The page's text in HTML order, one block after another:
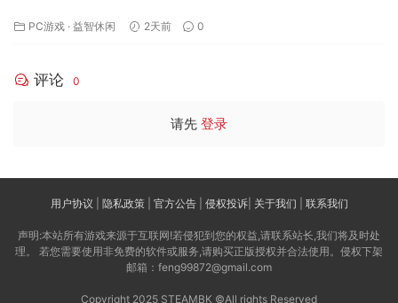
PC游戏 · 益智休闲 2天前 0
评论 0
请先 登录
用户协议 隐私政策| 官方公告| 侵权投诉| 关于我们 联系我们
声明:本站所有游戏来源于互联网!若侵犯到您的权益,请联系站长,我们将及时处
理。 若您需要使用非免费的软件或服务,请购买正版授权并合法使用。侵权下架
邮箱：feng99872@gmail.com
Copyright 2025 STEAMBK ©All rights Reserved